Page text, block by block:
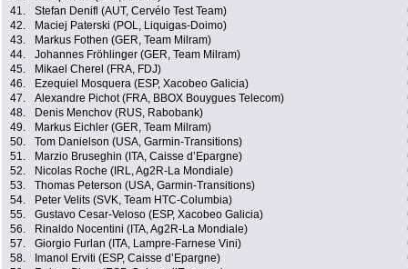
41.
Stefan Denifl (AUT, Cervélo Test Team)
42.
Maciej Paterski (POL, Liquigas-Doimo)
43.
Markus Fothen (GER, Team Milram)
44.
Johannes Fröhlinger (GER, Team Milram)
45.
Mikael Cherel (FRA, FDJ)
46.
Ezequiel Mosquera (ESP, Xacobeo Galicia)
47.
Alexandre Pichot (FRA, BBOX Bouygues Telecom)
48.
Denis Menchov (RUS, Rabobank)
49.
Markus Eichler (GER, Team Milram)
50.
Tom Danielson (USA, Garmin-Transitions)
51.
Marzio Bruseghin (ITA, Caisse d’Epargne)
52.
Nicolas Roche (IRL, Ag2R-La Mondiale)
53.
Thomas Peterson (USA, Garmin-Transitions)
54.
Peter Velits (SVK, Team HTC-Columbia)
55.
Gustavo Cesar-Veloso (ESP, Xacobeo Galicia)
56.
Rinaldo Nocentini (ITA, Ag2R-La Mondiale)
57.
Giorgio Furlan (ITA, Lampre-Farnese Vini)
58.
Imanol Erviti (ESP, Caisse d’Epargne)